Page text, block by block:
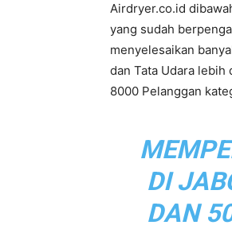
Airdryer.co.id
yang sudah
menyelesaikan
dan Tata Udara lebih
8000 Pelanggan
DI
DAN